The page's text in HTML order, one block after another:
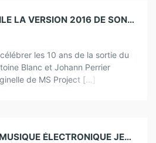
MS PROJECT DÉVOILE LA VERSION 2016 DE SON TITRE IN THE SKY !
les 10 ans de la sortie du
Blanc et Johann Perrier
de MS Project […]
LE PIONNIER DE LA MUSIQUE ÉLECTRONIQUE JEAN-MICHEL JARRE DE NOUVEAU EN CONCERT EN FRANCE !